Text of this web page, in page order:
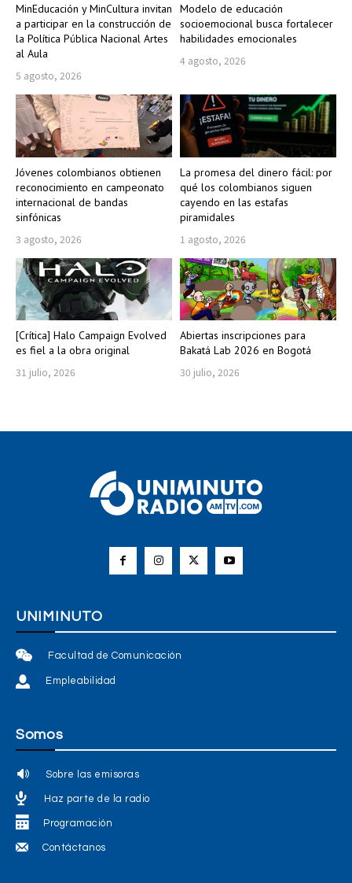
MinEducación y MinCultura invitan
a participar en la construcción de
la Política Pública Nacional Artes
al Aula
5 agosto, 2026
Modelo de educación
socioemocional busca fortalecer
habilidades emocionales
4 agosto, 2026
Jóvenes colombianos obtienen
reconocimiento en campeonato
internacional de bandas
sinfónicas
3 agosto, 2026
La promesa del dinero fácil: por
qué los colombianos siguen
cayendo en las estafas
piramidales
1 agosto, 2026
[Crítica] Halo Campaign Evolved
es fiel a la obra original
31 julio, 2026
Abiertas inscripciones para
Bakatá Lab 2026 en Bogotá
30 julio, 2026
UNIMINUTO
Facultad de Comunicación
Empleabilidad
Somos
Sobre las emisoras
Haz parte de la radio
Programación
Contáctanos